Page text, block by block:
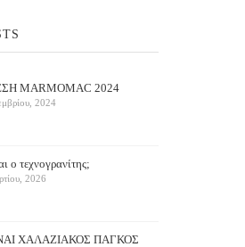
ΜARMOMAC 2024
2024
ο τεχνογρανίτης;
2026
ΧΑΛΑΖΙΑΚΟΣ ΠΑΓΚΟΣ